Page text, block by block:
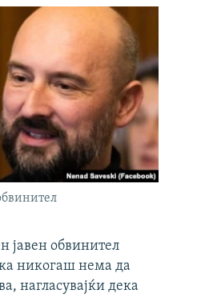
јавен обвинител
никогаш нема да
нагласувајќи дека